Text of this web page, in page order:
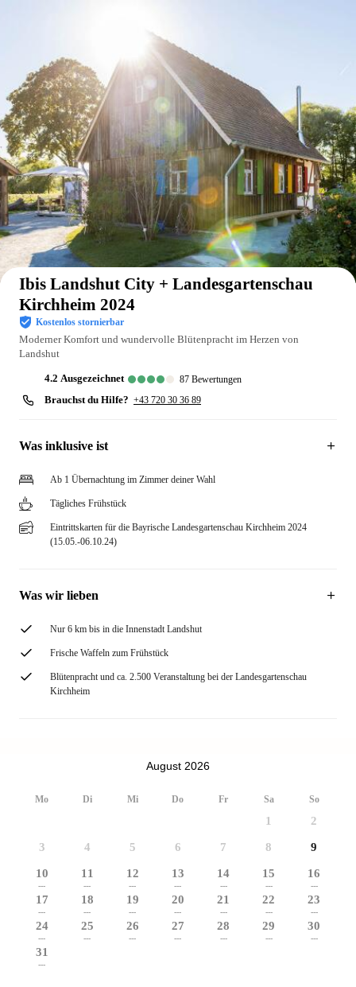
Auf der Karte anzeigen
Ibis Landshut City + Landesgartenschau
Kirchheim 2024
Kostenlos stornierbar
Moderner Komfort und wundervolle Blütenpracht im Herzen von
Landshut
4.2 ausgezeichnet 87 Bewertungen
Brauchst du Hilfe? +43 720 30 36 89
Was inklusive ist
Ab 1 Übernachtung im Zimmer deiner Wahl
Tägliches Frühstück
Eintrittskarten für die Bayrische Landesgartenschau Kirchheim 2024
(15.05.-06.10.24)
Was wir lieben
Nur 6 km bis in die Innenstadt Landshut
Frische Waffeln zum Frühstück
Blütenpracht und ca. 2.500 Veranstaltung bei der Landesgartenschau
Kirchheim
August 2026
Mo Di Mi Do Fr Sa So
1 2
3 4 5 6 7 8 9
10
---
11
---
12
---
13
---
14
---
15
---
16
---
17
---
18
---
19
---
20
---
21
---
22
---
23
---
24
---
25
---
26
---
27
---
28
---
29
---
30
---
31
---